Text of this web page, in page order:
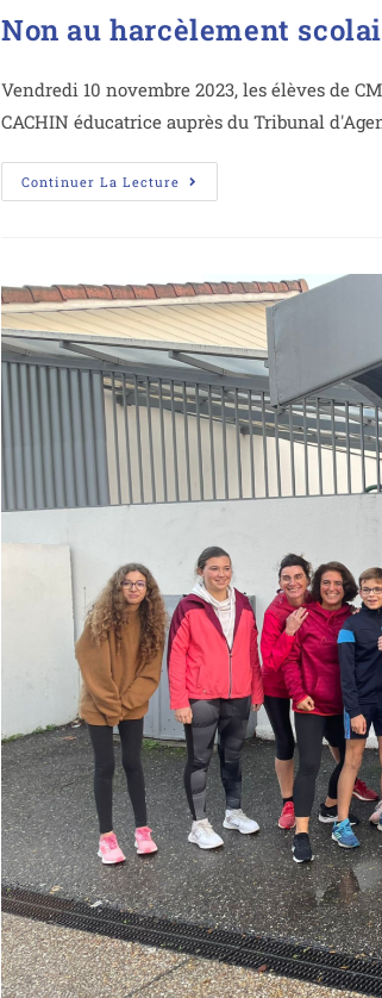
Non au harcèlement
Vendredi 10 novembre 2023, les élèves de
CACHIN éducatrice auprès du Tribunal
Continuer La Lecture